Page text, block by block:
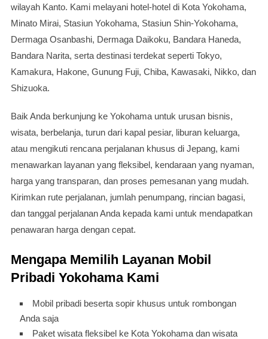
wilayah Kanto. Kami melayani hotel-hotel di Kota Yokohama,
Minato Mirai, Stasiun Yokohama, Stasiun Shin-Yokohama,
Dermaga Osanbashi, Dermaga Daikoku, Bandara Haneda,
Bandara Narita, serta destinasi terdekat seperti Tokyo,
Kamakura, Hakone, Gunung Fuji, Chiba, Kawasaki, Nikko, dan
Shizuoka.
Baik Anda berkunjung ke Yokohama untuk urusan bisnis,
wisata, berbelanja, turun dari kapal pesiar, liburan keluarga,
atau mengikuti rencana perjalanan khusus di Jepang, kami
menawarkan layanan yang fleksibel, kendaraan yang nyaman,
harga yang transparan, dan proses pemesanan yang mudah.
Kirimkan rute perjalanan, jumlah penumpang, rincian bagasi,
dan tanggal perjalanan Anda kepada kami untuk mendapatkan
penawaran harga dengan cepat.
Mengapa Memilih Layanan Mobil
Pribadi Yokohama Kami
Mobil pribadi beserta sopir khusus untuk rombongan
Anda saja
Paket wisata fleksibel ke Kota Yokohama dan wisata